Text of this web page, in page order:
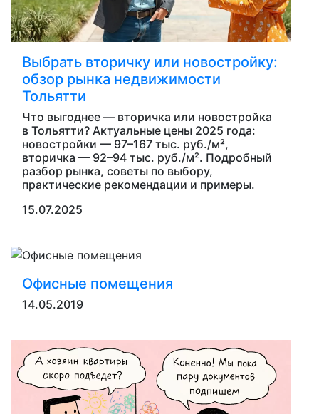
Выбрать вторичку или новостройку:
обзор рынка недвижимости
Тольятти
Что выгоднее — вторичка или новостройка
в Тольятти? Актуальные цены 2025 года:
новостройки — 97–167 тыс. руб./м²,
вторичка — 92–94 тыс. руб./м². Подробный
разбор рынка, советы по выбору,
практические рекомендации и примеры.
15.07.2025
Офисные помещения
14.05.2019